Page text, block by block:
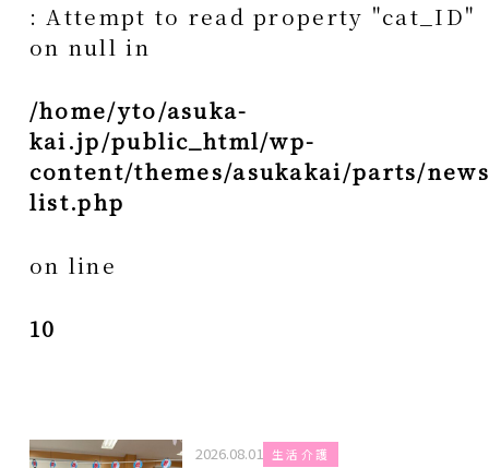
: Attempt to read property "cat_ID"
on null in
/home/yto/asuka-
kai.jp/public_html/wp-
content/themes/asukakai/parts/
list.php
on line
10
2026.08.01 生活介護